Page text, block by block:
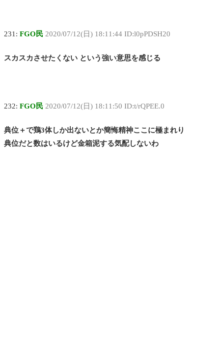
231: FGO民 2020/07/12(日) 18:11:44 ID:l0pPDSH20
スカスカさせたくない という強い意思を感じる
232: FGO民 2020/07/12(日) 18:11:50 ID:t/rQPEE.0
典位＋で鶏3体しか出ないとか簡悔精神ここに極まれり
典位だと数はいるけど金箱泥する気配しないわ